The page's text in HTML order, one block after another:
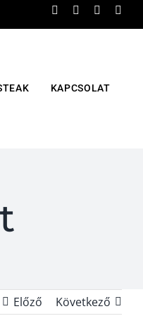
KAPCSOLAT
Előző Következő